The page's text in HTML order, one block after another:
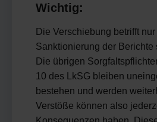
Wichtig:
Die Verschiebung betrifft
Sanktionierung der Berichte
Die übrigen
10 des LkSG bleiben
bestehen und werden
Verstöße können also